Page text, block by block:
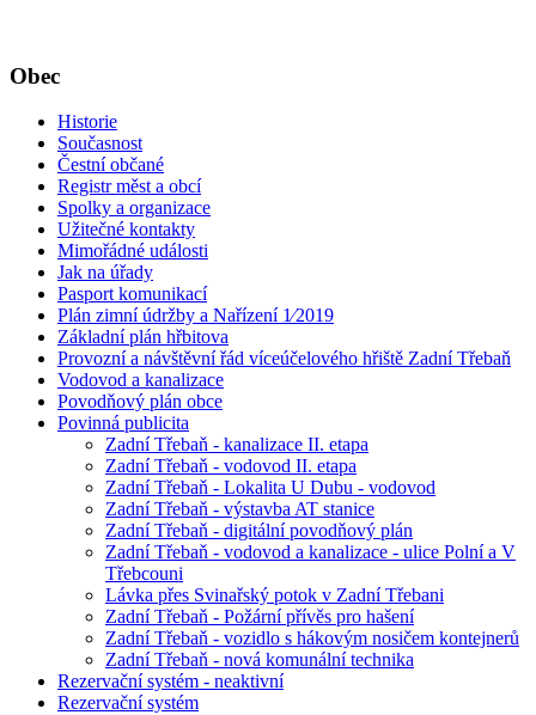
Obec
Historie
Současnost
Čestní občané
Registr měst a obcí
Spolky a organizace
Užitečné kontakty
Mimořádné události
Jak na úřady
Pasport komunikací
Plán zimní údržby a Nařízení 1⁄2019
Základní plán hřbitova
Provozní a návštěvní řád víceúčelového hřiště Zadní Třebaň
Vodovod a kanalizace
Povodňový plán obce
Povinná publicita
Zadní Třebaň - kanalizace II. etapa
Zadní Třebaň - vodovod II. etapa
Zadní Třebaň - Lokalita U Dubu - vodovod
Zadní Třebaň - výstavba AT stanice
Zadní Třebaň - digitální povodňový plán
Zadní Třebaň - vodovod a kanalizace - ulice Polní a V
Třebcouni
Lávka přes Svinařský potok v Zadní Třebani
Zadní Třebaň - Požární přívěs pro hašení
Zadní Třebaň - vozidlo s hákovým nosičem kontejnerů
Zadní Třebaň - nová komunální technika
Rezervační systém - neaktivní
Rezervační systém